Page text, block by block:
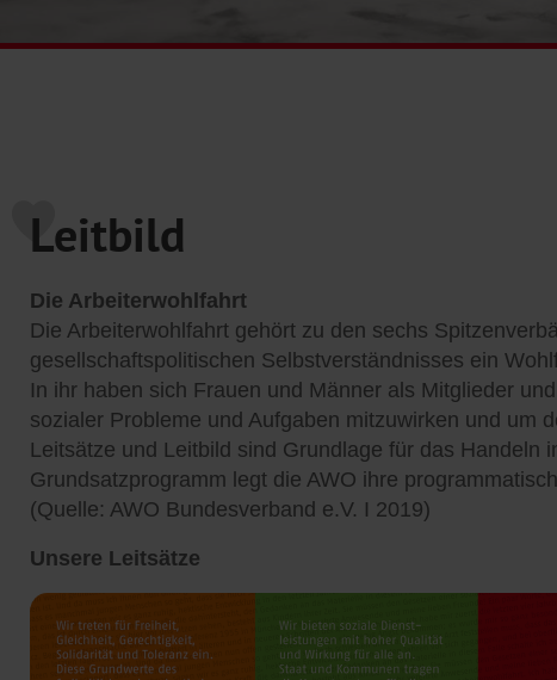
Leitbild
Die Arbeiterwohlfahrt
Die Arbeiterwohlfahrt gehört zu den sechs
gesellschaftspolitischen Selbstverständnisses ein
In ihr haben sich Frauen und Männer als Mitglieder
sozialer Probleme und Aufgaben mitzuwirken und um
Leitsätze und Leitbild sind Grundlage für das Handeln
Grundsatzprogramm legt die AWO ihre
(Quelle: AWO Bundesverband e.V. I 2019)
Unsere Leitsätze